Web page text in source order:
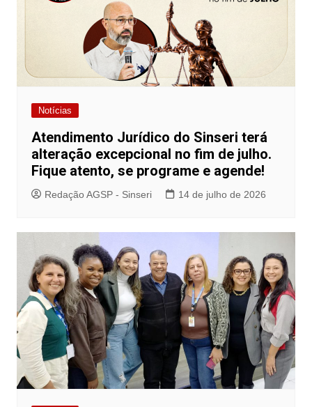
Notícias
Atendimento Jurídico do Sinseri terá
alteração excepcional no fim de julho.
Fique atento, se programe e agende!
Redação AGSP - Sinseri 14 de julho de 2026